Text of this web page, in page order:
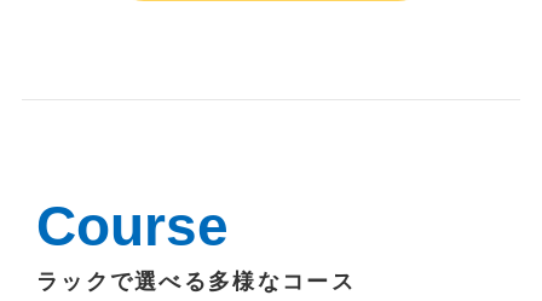
Course
ラックで選べる多様なコース